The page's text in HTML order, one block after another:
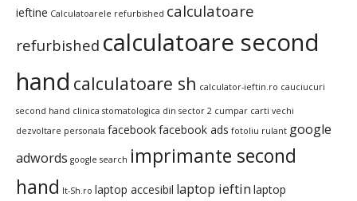
ieftine Calculatoarele refurbished calculatoare
refurbished calculatoare second
hand calculatoare sh calculator-ieftin.ro cauciucuri
second hand clinica stomatologica din sector 2 cumpar carti vechi
dezvoltare personala facebookfacebook ads fotoliu rulant google
adwords google search imprimante second
hand It-Sh.ro laptop accesibil laptop ieftin laptop